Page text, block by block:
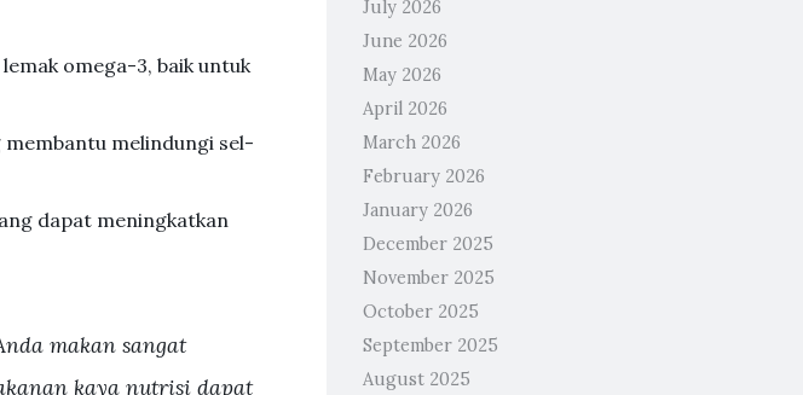
omega-3, baik untuk
melindungi sel-
dapat meningkatkan
makan sangat
kaya nutrisi dapat
July 2026
June 2026
May 2026
April 2026
March 2026
February 2026
January 2026
December 2025
November 2025
October 2025
September 2025
August 2025